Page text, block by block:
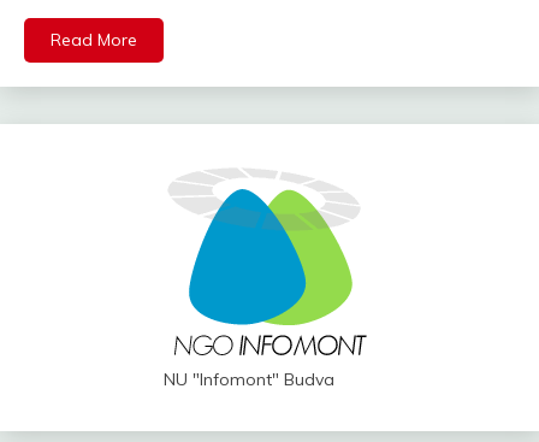
Read More
NU "Infomont" Budva